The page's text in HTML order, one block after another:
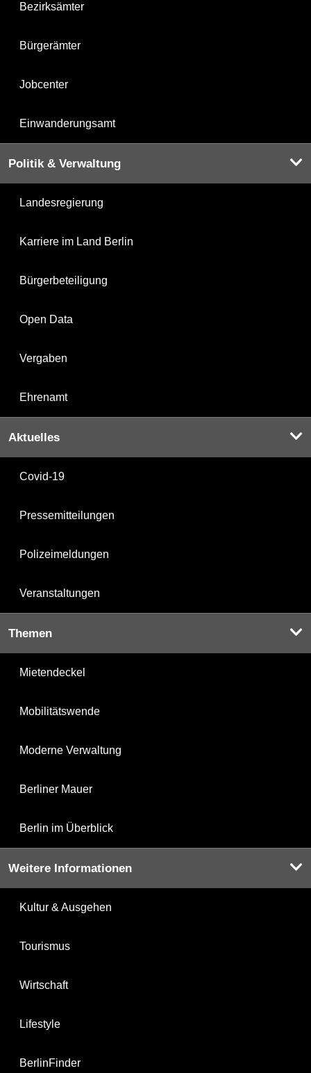
Bezirksämter
Bürgerämter
Jobcenter
Einwanderungsamt
Politik & Verwaltung
Landesregierung
Karriere im Land Berlin
Bürgerbeteiligung
Open Data
Vergaben
Ehrenamt
Aktuelles
Covid-19
Pressemitteilungen
Polizeimeldungen
Veranstaltungen
Themen
Mietendeckel
Mobilitätswende
Moderne Verwaltung
Berliner Mauer
Berlin im Überblick
Weitere Informationen
Kultur & Ausgehen
Tourismus
Wirtschaft
Lifestyle
BerlinFinder